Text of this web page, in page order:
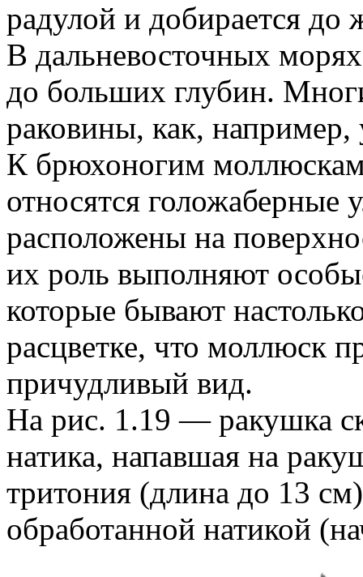
радулой и добирается до
В дальневосточных
до больших глубин.
раковины, как,
К брюхоногим
относятся
расположены на
их роль выполняют
которые бывают
расцветке, что моллюск
причудливый вид.
На рис. 1.19 — ракушка
натика, напавшая на
тритония (длина до 13
обработанной натикой